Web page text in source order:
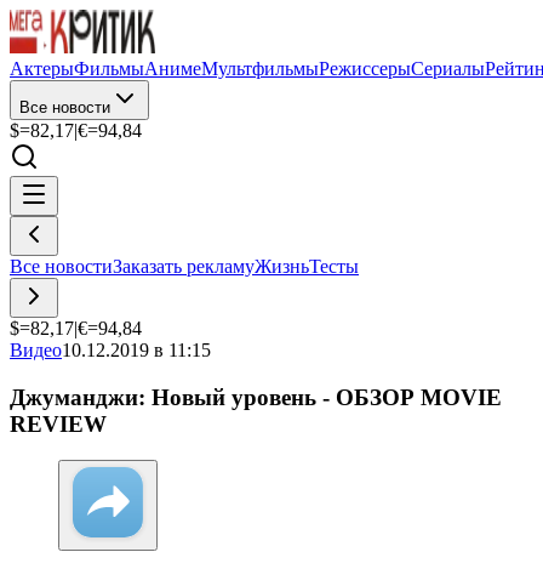
АктерыФильмыАнимеМультфильмыРежиссерыСериалы
Все новости
$=82,17|€=94,84
Все новостиЗаказать рекламуЖизньТесты
$=82,17|€=94,84
Видео10.12.2019 в 11:15
Джуманджи: Новый уровень - ОБЗОР MOVIE
REVIEW